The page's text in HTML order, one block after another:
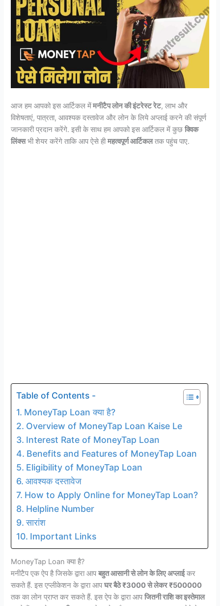
आज हम आपको इस आर्टिकल मेंमनीटैप लोन की इंटरेस्ट रेट, लाभ और
विशेषताएं, पात्रता, आवश्यक दस्तावेज और लोन के लिये अप्लाई करने की संपूर्ण
जानकारी प्रदान करेंगे. इसी के साथ हम आपको इस आर्टिकल में कुछक्विक
लिंक्सभी शेयर करेंगे ताकि आप ऐसे हीमहत्वपूर्ण आर्टिकलतक पहुंच पाए.
Table of Contents -
MoneyTap Loan क्या है?
Overview of MoneyTap Loan Kaise Le
Interest Rate of MoneyTap Loan
Benefits and Features of MoneyTap Loan
Eligibility of MoneyTap Loan
आवश्यक दस्तावेज
How to Apply Online for MoneyTap Loan?
Helpline Number
सारांश
Important Links
MoneyTap Loan क्या है?
मनीटैप एक ऐप है जिसके द्वारा आपबहुत आसानी से लोन के लिए अप्लाईकर
सकते हैं. इस एप्लीकेशन के द्वारा आपघर बैठे ₹3000 से लेकर ₹500000
तक का लोन प्राप्त कर सकते हैं. इस ऐप के द्वारा आपजितनी राशि का इस्तेमाल